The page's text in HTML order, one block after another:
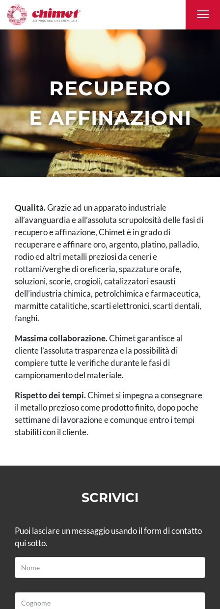
RECUPERO
E AFFINAZIONI
Qualità.Grazie ad un apparato industriale
all’avanguardia e all’assoluta scrupolosità delle fasi di
recupero e affinazione, Chimet è in grado di
recuperare e affinare oro, argento, platino, palladio,
rodio ed altri metalli preziosi da ceneri e
rottami/verghe di oreficeria, spazzature orafe,
soluzioni, scorie, crogioli, catalizzatori esausti
dell’industria chimica, petrolchimica e farmaceutica,
marmitte catalitiche, scarti elettronici, scarti dentali,
fanghi.
Massima collaborazione.Chimet garantisce al
cliente l’assoluta trasparenza e la possibilità di
compiere tutte le verifiche durante le fasi di
campionamento del materiale.
Rispetto dei tempi.Chimet si impegna a consegnare
il metallo prezioso come prodotto finito, dopo poche
settimane di lavorazione e comunque entro i tempi
stabiliti con il cliente.
SCRIVICI
Puoi lasciare un messaggio usando il form di contatto
qui sotto.